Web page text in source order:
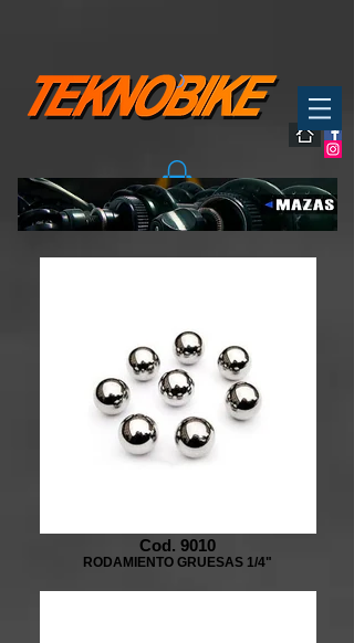
Cod. 9010
RODAMIENTO GRUESAS 1/4"